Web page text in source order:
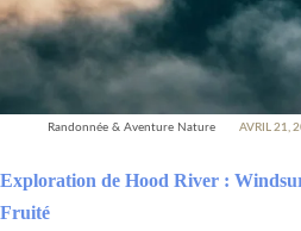
Randonnée & Aventure Nature AVRIL 21,
Exploration de Hood River :
Fruité